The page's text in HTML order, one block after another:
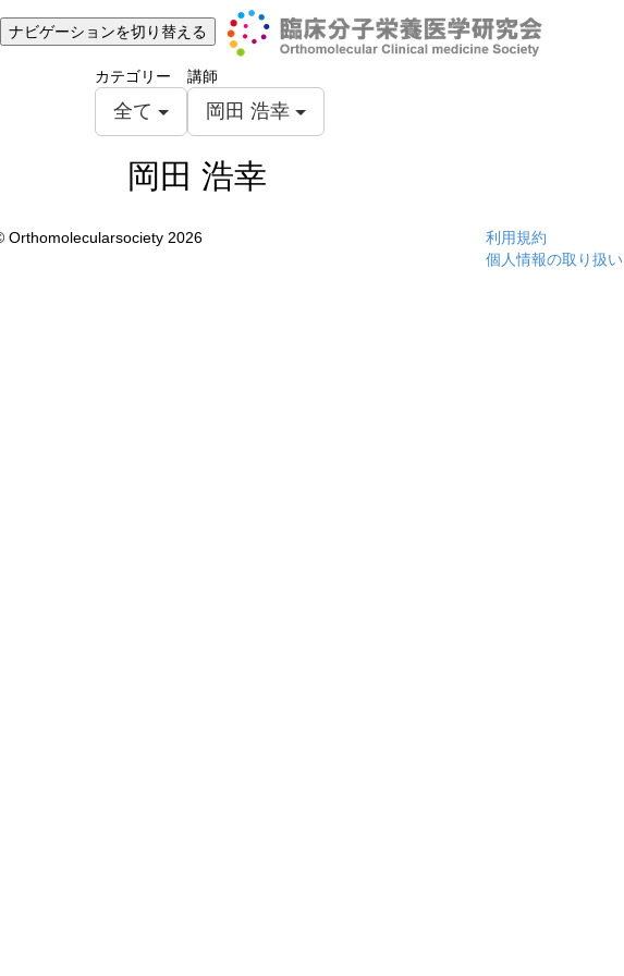
ナビゲーションを切り替える
カテゴリー
全て
講師
岡田 浩幸
岡田 浩幸
Orthomolecularsociety 2026
利用規約
個人情報の取り扱い